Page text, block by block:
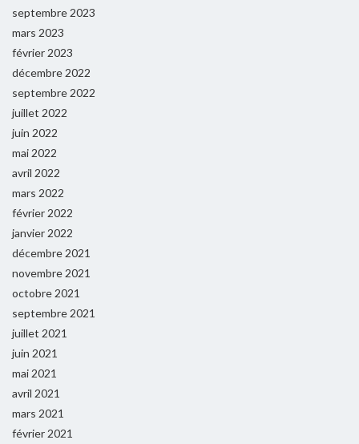
septembre 2023
mars 2023
février 2023
décembre 2022
septembre 2022
juillet 2022
juin 2022
mai 2022
avril 2022
mars 2022
février 2022
janvier 2022
décembre 2021
novembre 2021
octobre 2021
septembre 2021
juillet 2021
juin 2021
mai 2021
avril 2021
mars 2021
février 2021